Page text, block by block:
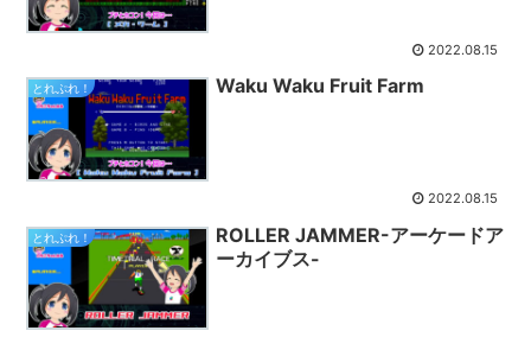
2022.08.15
とれぷれ！ Waku Waku Fruit Farm
2022.08.15
とれぷれ！
ROLLER JAMMER-アーケードア
ーカイブス-